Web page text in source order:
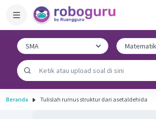
Beranda Tulislah rumus struktur dari asetaldehida